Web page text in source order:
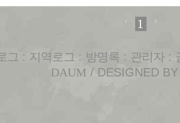
1
그 : 지역로그 : 방명록 : 관리자:
DAUM / DESIGNED